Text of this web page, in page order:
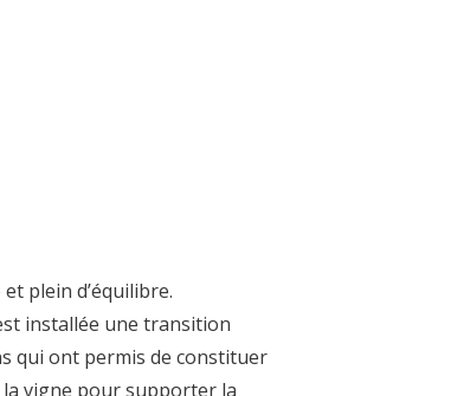
plein d’équilibre.
installée une transition
qui ont permis de constituer
la vigne pour supporter la